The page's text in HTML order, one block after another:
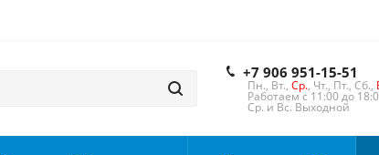
+7 906 951-15-51
Пн., Вт., Ср., Чт., Пт., Сб.,
Работаем с 11:00 до
Ср. и Вс. Выходной